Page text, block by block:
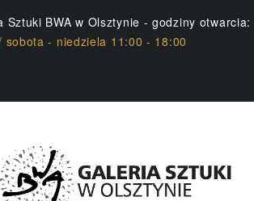
Sztuki BWA w Olsztynie - godziny otwarcia:
sobota - niedziela 11:00 - 18:00